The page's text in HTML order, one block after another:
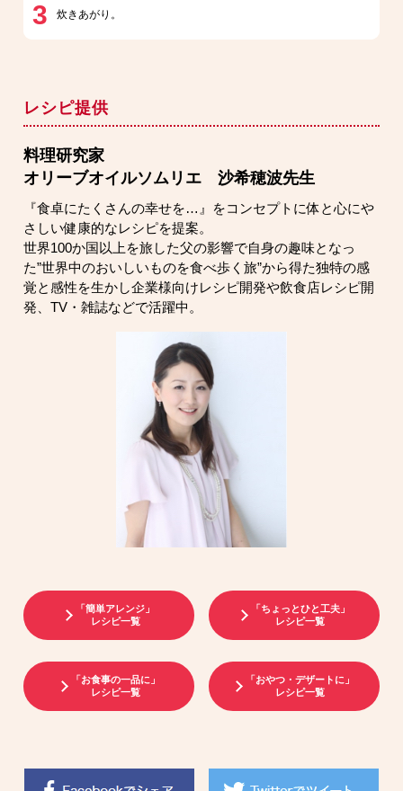
3 炊きあがり。
レシピ提供
料理研究家
オリーブオイルソムリエ 沙希穂波先生
『食卓にたくさんの幸せを…』をコンセプトに体と心にや
さしい健康的なレシピを提案。
世界100か国以上を旅した父の影響で自身の趣味となっ
た”世界中のおいしいものを食べ歩く旅”から得た独特の感
覚と感性を生かし企業様向けレシピ開発や飲食店レシピ開
発、TV・雑誌などで活躍中。
「簡単アレンジ」
レシピ一覧
「ちょっとひと工夫」
レシピ一覧
「お食事の一品に」
レシピ一覧
「おやつ・デザートに」
レシピ一覧